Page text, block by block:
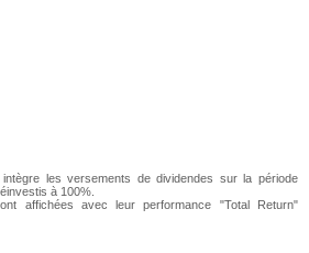
les versements de dividendes sur la période
à 100%.
affichées avec leur performance "Total Return"